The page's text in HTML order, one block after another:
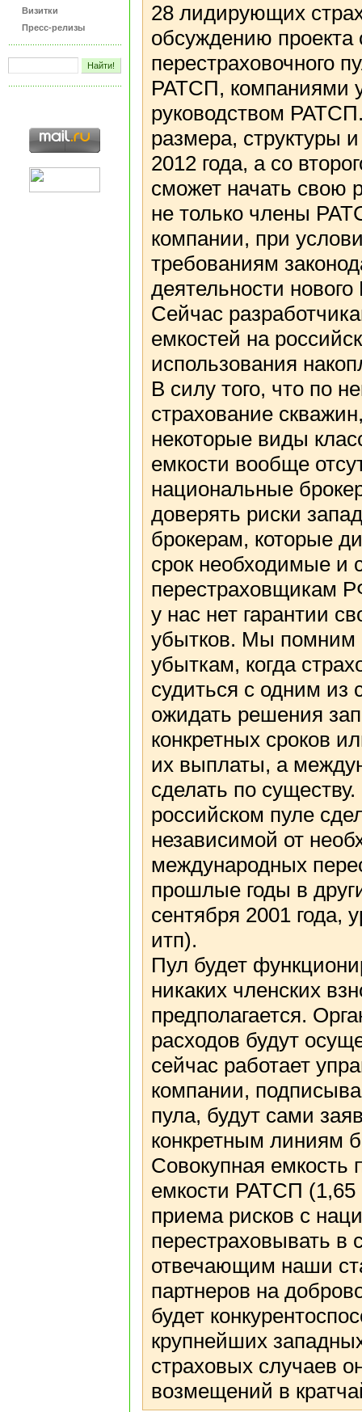
Визитки
Пресс-релизы
28 лидирующих
обсуждению проекта
перестраховочного
РАТСП, компаниями
руководством
размера, структуры
2012 года, а со
сможет начать свою
не только члены
компании, при
требованиям
деятельности
Сейчас
емкостей на
использования
В силу того, что по
страхование
некоторые виды
емкости вообще
национальные
доверять риски
брокерам, которые
срок необходимые и
перестраховщикам
у нас нет гарантии
убытков. Мы помним
убыткам, когда
судиться с одним из
ожидать решения
конкретных сроков
их выплаты, а
сделать по
российском пуле
независимой от
международных
прошлые годы в
сентября 2001 года,
итп).
Пул будет
никаких членских
предполагается.
расходов будут
сейчас работает
компании,
пула, будут сами
конкретным линиям
Совокупная емкость
емкости РАТСП (1,65
приема рисков с
перестраховывать
отвечающим наши
партнеров на
будет
крупнейших
страховых случаев
возмещений в